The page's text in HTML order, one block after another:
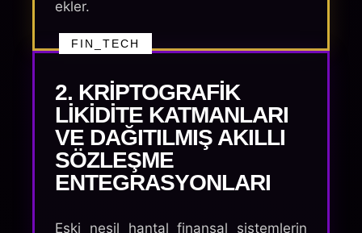
ekler.
FIN_TECH
2. KRIPTOGRAFIK
LIKIDITE KATMANLARI
VE DAĞITILMIŞ AKILLI
SÖZLEŞME
ENTEGRASYONLARI
Eski nesil hantal finansal sistemlerin